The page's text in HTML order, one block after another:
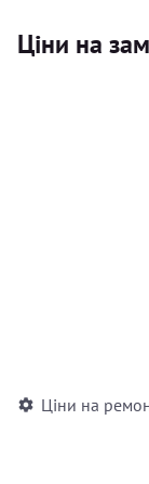
Ціни на
Ціни на